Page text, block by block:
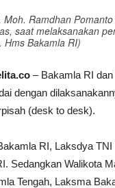
Moh. Ramdhan
saat melaksanakan
Bakamla RI)
– Bakamla RI
dengan
(desk to desk).
RI, Laksdya
Sedangkan Walikota
Tengah, Laksma